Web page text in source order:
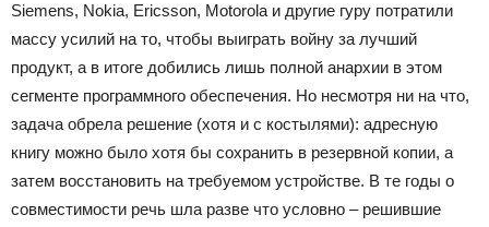
Siemens, Nokia, Ericsson, Motorola и другие гуру потратили
массу усилий на то, чтобы выиграть войну за лучший
продукт, а в итоге добились лишь полной анархии в этом
сегменте программного обеспечения. Но несмотря ни на что,
задача обрела решение (хотя и с костылями): адресную
книгу можно было хотя бы сохранить в резервной копии, а
затем восстановить на требуемом устройстве. В те годы о
совместимости речь шла разве что условно – решившие